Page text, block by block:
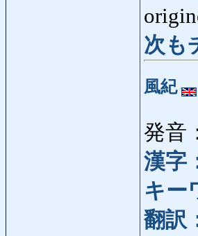
次も
風紀
発音
漢字
キー
翻訳